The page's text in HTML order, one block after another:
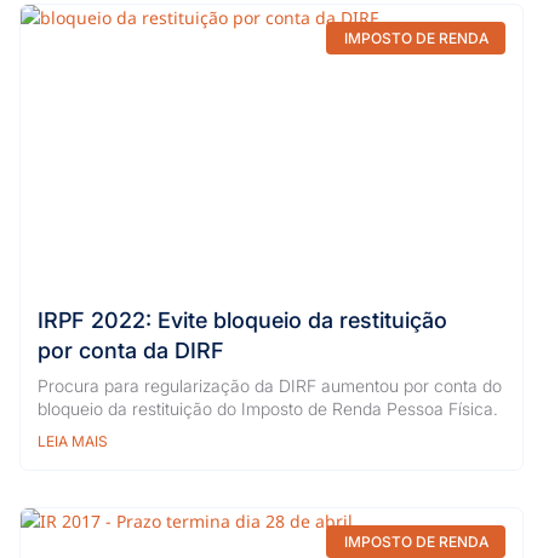
IMPOSTO DE RENDA
IRPF 2022: Evite bloqueio da restituição
por conta da DIRF
Procura para regularização da DIRF aumentou por conta do
bloqueio da restituição do Imposto de Renda Pessoa Física.
LEIA MAIS
IMPOSTO DE RENDA